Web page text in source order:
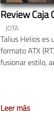
Review Caja
JOTA
Talius Helios es
formato ATX
fusionar estilo,
Leer más